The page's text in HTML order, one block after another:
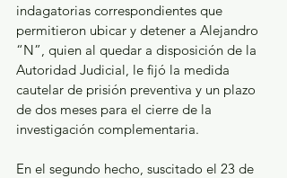
indagatorias correspondientes que
permitieron ubicar y detener a Alejandro
“N”, quien al quedar a disposición de la
Autoridad Judicial, le fijó la medida
cautelar de prisión preventiva y un plazo
de dos meses para el cierre de la
investigación complementaria.
En el segundo hecho, suscitado el 23 de